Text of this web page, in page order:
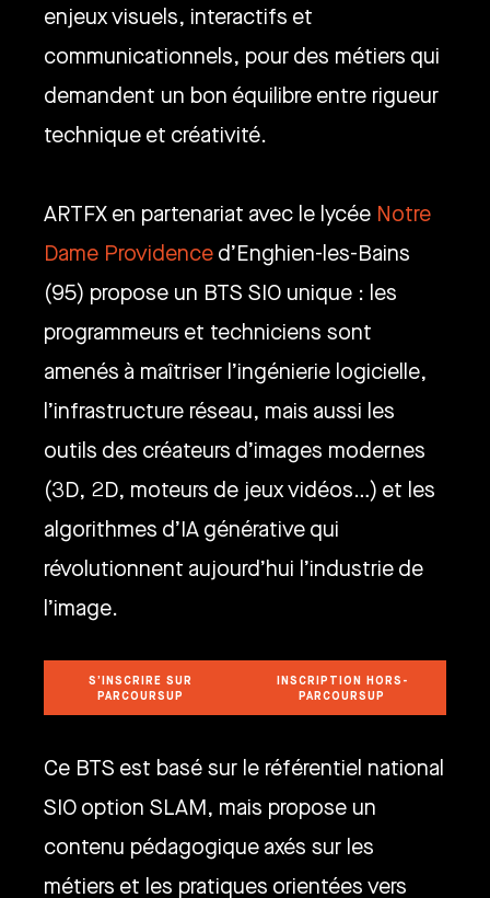
enjeux visuels, interactifs et
communicationnels, pour des métiers qui
demandent un bon équilibre entre rigueur
technique et créativité.
ARTFX en partenariat avec le lycée Notre
Dame Providenced’Enghien-les-Bains
(95) propose un BTS SIO unique : les
programmeurs et techniciens sont
amenés à maîtriser l’ingénierie logicielle,
l’infrastructure réseau, mais aussi les
outils des créateurs d’images modernes
(3D, 2D, moteurs de jeux vidéos…) et les
algorithmes d’IA générative qui
révolutionnent aujourd’hui l’industrie de
l’image.
S’INSCRIRE SUR
PARCOURSUP
INSCRIPTION HORS-
PARCOURSUP
Ce BTS est basé sur le référentiel national
SIO option SLAM, mais propose un
contenu pédagogique axés sur les
métiers et les pratiques orientées vers